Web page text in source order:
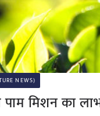
NEWS)
मिशन का